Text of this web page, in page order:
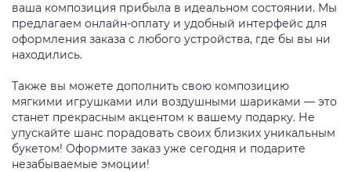
ваша композиция прибыла в идеальном состоянии. Мы
предлагаем онлайн-оплату и удобный интерфейс для
оформления заказа с любого устройства, где бы вы ни
находились.
Также вы можете дополнить свою композицию
мягкими игрушками или воздушными шариками — это
станет прекрасным акцентом к вашему подарку. Не
упускайте шанс порадовать своих близких уникальным
букетом! Оформите заказ уже сегодня и подарите
незабываемые эмоции!